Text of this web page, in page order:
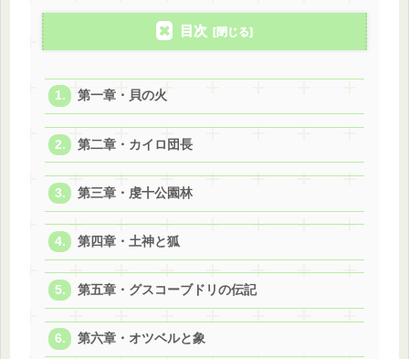
目次
第一章・貝の火
第二章・カイロ団長
第三章・虔十公園林
第四章・土神と狐
第五章・グスコーブドリの伝記
第六章・オツベルと象